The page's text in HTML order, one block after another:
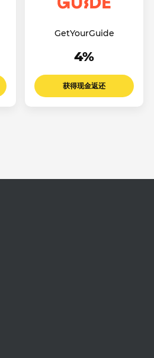
GetYourGuide
4%
获得现金返还